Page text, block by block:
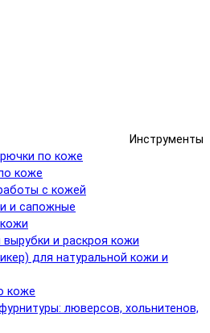
Инструменты
по коже
коже
с кожей
и сапожные
и раскроя кожи
для натуральной кожи и
коже
люверсов, хольнитенов,